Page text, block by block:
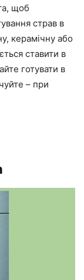
щоб
страв в
керамічну або
ставити в
готувати в
– при